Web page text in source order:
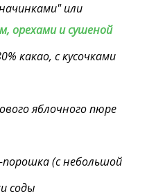
или
орехами и сушеной
какао, с кусочками
яблочного пюре
(с небольшой
соды